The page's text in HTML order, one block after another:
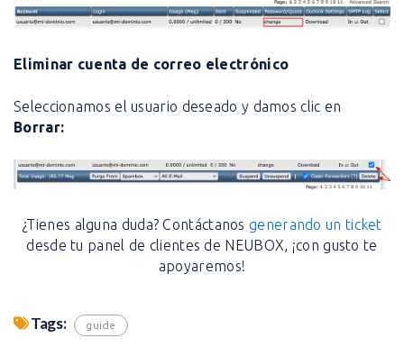
Eliminar cuenta de correo electrónico
Seleccionamos el usuario deseado y damos clic en
Borrar:
¿Tienes alguna duda? Contáctanosgenerando un ticket
desde tu panel de clientes de NEUBOX, ¡con gusto te
apoyaremos!
Tags: guide